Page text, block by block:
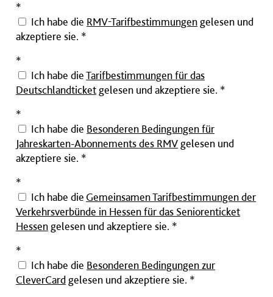
*
Ich habe die RMV-Tarifbestimmungen gelesen und
akzeptiere sie. *
*
Ich habe dieTarifbestimmungen für das
Deutschlandticket gelesen und akzeptiere sie. *
*
Ich habe die Besonderen Bedingungen für
Jahreskarten-Abonnements des RMV gelesen und
akzeptiere sie. *
*
Ich habe die Gemeinsamen Tarifbestimmungen der
Verkehrsverbünde in Hessen für das Seniorenticket
Hessen gelesen und akzeptiere sie. *
*
Ich habe die Besonderen Bedingungen zur
CleverCard gelesen und akzeptiere sie. *